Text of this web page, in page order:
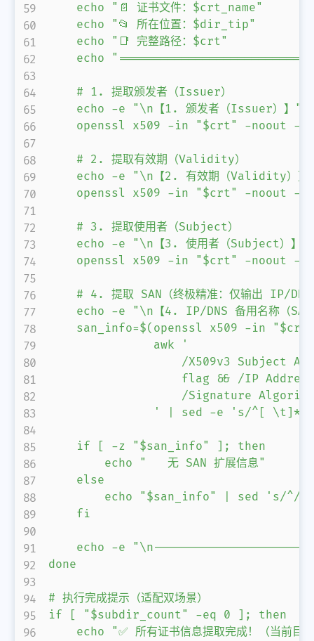
微信 支付宝
    echo "📄 证书文件：$crt_name"
    echo "📂 所在位置：$dir_tip"
    echo "📑 完整路径：$crt"
echo
    # 1. 提取颁发者（Issuer）
    echo -e "\n【1. 颁发者（Issuer）】"
openssl x509 -in "$crt" -noout -
    # 2. 提取有效期（Validity）
echo -e "\n【2. 有效期（Validity）】
openssl x509 -in "$crt" -noout -
    # 3. 提取使用者（Subject）
    echo -e "\n【3. 使用者（Subject）】"
openssl x509 -in "$crt" -noout -
# 4. 提取 SAN（终极精准：仅输出 IP/DNS
echo -e "\n【4. IP/DNS 备用名称（SAN
san_info=$(openssl x509 -in
               awk '
/X509v3 Subject
flag && /IP
/Signature
' | sed -e 's/^[
    if [ -z "$san_info" ]; then
        echo "   无 SAN 扩展信息"
    else
echo "$san_info" | sed 's/^/
    fi
echo -e
done
# 执行完成提示（适配双场景）
if [ "$subdir_count" -eq 0 ]; then
echo "✅ 所有证书信息提取完成！（当前目